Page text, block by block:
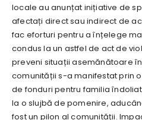
locale au anunțat inițiative de
afectați direct sau indirect de
fac eforturi pentru a înțelege
condus la un astfel de act de
preveni situații asemănătoare
comunității s-a manifestat prin
de fonduri pentru familia
la o slujbă de pomenire,
fost un pilon al comunității.